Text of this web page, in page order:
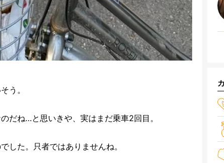
う。
だね…と思いきや、実はまだ乗車2回目。
した。只者ではありませんね。